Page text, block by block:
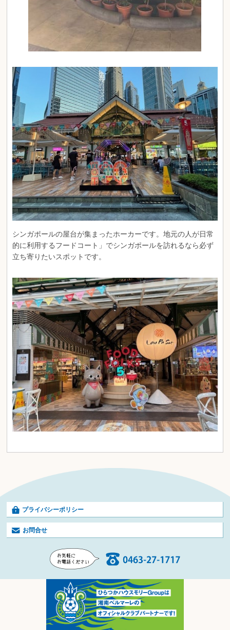
シンガポールの屋台が集まったホーカーです。地元の人が日常
的に利用するフードコート」でシンガポールを訪れるなら必ず
立ち寄りたいスポットです。
プライバシーポリシー
お問合せ